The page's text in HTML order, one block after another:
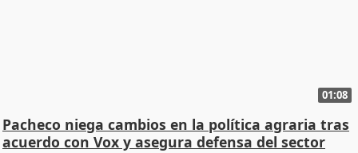
01:08
Pacheco niega cambios en la política agraria tras
acuerdo con Vox y asegura defensa del sector